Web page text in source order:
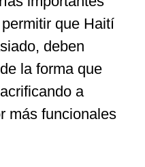
que Haití
deben
la forma que
a
más funcionales